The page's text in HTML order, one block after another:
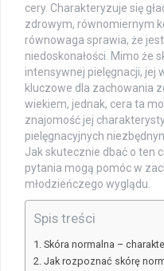
cery. Charakteryzuje się
zdrowym, równomiernym
równowaga sprawia, że
niedoskonałości. Mimo że
intensywnej pielęgnacji, jej
kluczowe dla zachowania
wiekiem, jednak, cera ta
znajomość jej
pielęgnacyjnych
Jak skutecznie dbać o ten
pytania mogą pomóc w
młodzieńczego wyglądu.
Spis treści
Skóra normalna –
Jak rozpoznać skórę